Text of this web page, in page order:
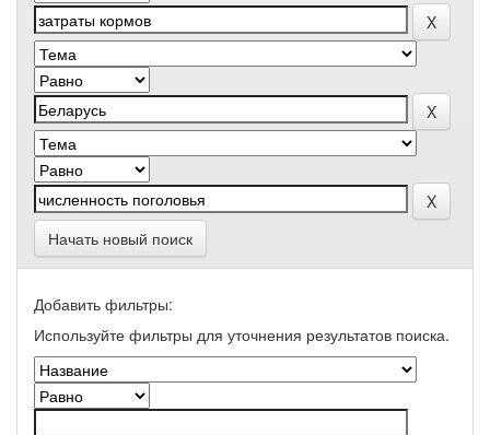
Начать новый поиск
Добавить фильтры:
Используйте фильтры для уточнения результатов поиска.